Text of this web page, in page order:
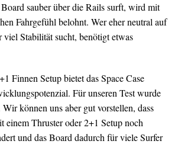
sauber über die Rails surft, wird mit
Fahrgefühl belohnt. Wer eher neutral auf
viel Stabilität sucht, benötigt etwas
Finnen Setup bietet das Space Case
Für unseren Test wurde
können uns aber gut vorstellen, dass
einem Thruster oder 2+1 Setup noch
und das Board dadurch für viele Surfer